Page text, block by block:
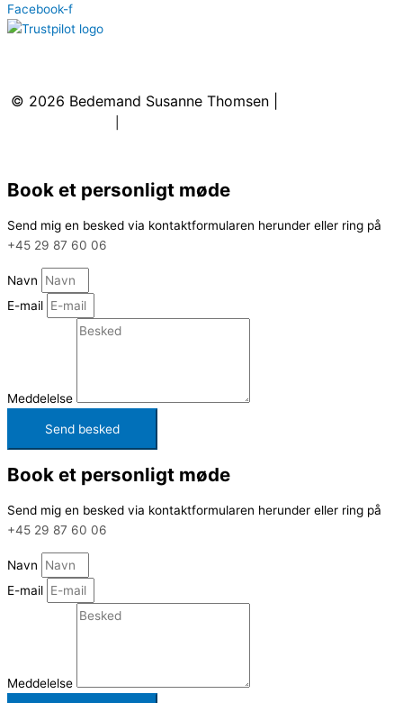
Facebook-f
© 2026 Bedemand Susanne Thomsen
Book et personligt møde
Send mig en besked via kontaktformularen herunder eller ring på
+45 29 87 60 06
Navn
E-mail
Meddelelse
Send besked
Book et personligt møde
Send mig en besked via kontaktformularen herunder eller ring på
+45 29 87 60 06
Navn
E-mail
Meddelelse